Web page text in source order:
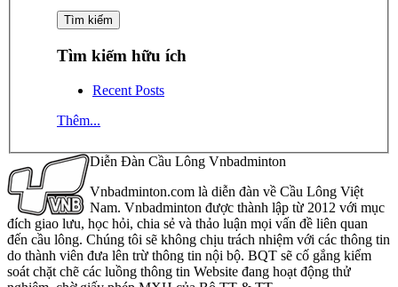
Tìm kiếm hữu ích
Recent Posts
Thêm...
Diễn Đàn Cầu Lông Vnbadminton
Vnbadminton.com là diễn đàn về Cầu Lông Việt
Nam. Vnbadminton được thành lập từ 2012 với mục
đích giao lưu, học hỏi, chia sẻ và thảo luận mọi vấn đề liên quan
đến cầu lông. Chúng tôi sẽ không chịu trách nhiệm với các thông tin
do thành viên đưa lên trừ thông tin nội bộ. BQT sẽ cố gắng kiểm
soát chặt chẽ các luồng thông tin Website đang hoạt động thử